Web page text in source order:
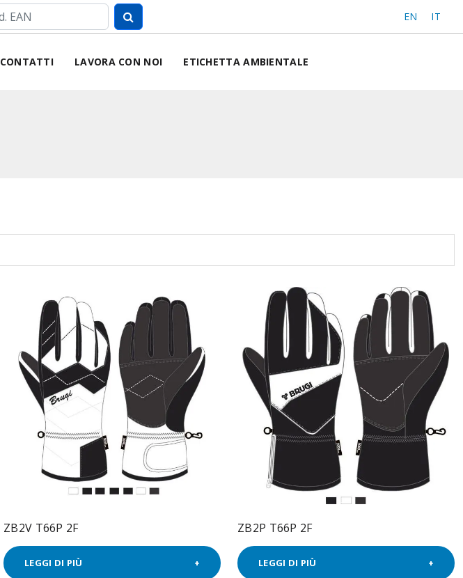
EN IT
CONTATTI LAVORA CON NOI ETICHETTA AMBIENTALE
ZB2V T66P 2F
LEGGI DI PIÙ
ZB2P T66P 2F
LEGGI DI PIÙ